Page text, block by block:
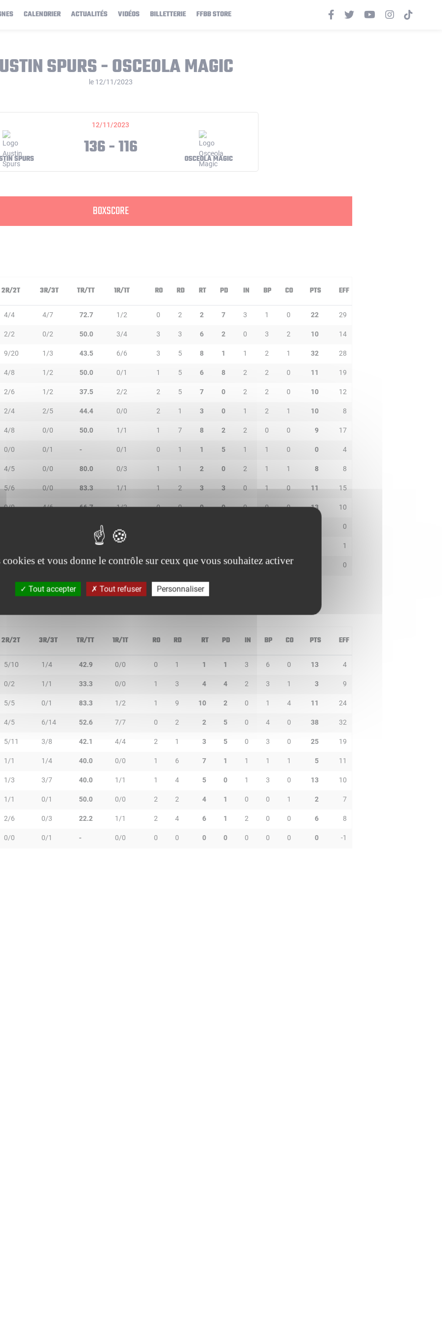
CALENDRIER ACTUALITÉS VIDÉOS BILLETTERIE FFBB STORE
SPURS - OSCEOLA MAGIC
le 12/11/2023
12/11/2023
SPURS 136 - 116 OSCEOLA MAGIC
BOXSCORE
2R/2T 3R/3T TR/TT 1R/1T RO RD RT PD IN BP CO PTS EFF
4/4 4/7 72.7 1/2 0 2 2 7 3 1 0 22 29
2/2 0/2 50.0 3/4 3 3 6 2 0 3 2 10 14
9/20 1/3 43.5 6/6 3 5 8 1 1 2 1 32 28
4/8 1/2 50.0 0/1 1 5 6 8 2 2 0 11 19
2/6 1/2 37.5 2/2 2 5 7 0 2 2 0 10 12
2/4 2/5 44.4 0/0 2 1 3 0 1 2 1 10 8
4/8 0/0 50.0 1/1 1 7 8 2 2 0 0 9 17
0/0 0/1 - 0/1 0 1 1 5 1 1 0 0 4
4/5 0/0 80.0 0/3 1 1 2 0 2 1 1 8 8
5/6 0/0 83.3 1/1 1 2 3 3 0 1 0 11 15
0/0 4/6 66.7 1/2 0 0 0 0 0 0 0 13 10
0
1
0/1 0/0 - 0/0 0 1 1 0 0 0 0 0
2R/2T 3R/3T TR/TT 1R/1T RO RD RT PD IN BP CO PTS EFF
5/10 1/4 42.9 0/0 0 1 1 1 3 6 0 13 4
0/2 1/1 33.3 0/0 1 3 4 4 2 3 1 3 9
5/5 0/1 83.3 1/2 1 9 10 2 0 1 4 11 24
4/5 6/14 52.6 7/7 0 2 2 5 0 4 0 38 32
5/11 3/8 42.1 4/4 2 1 3 5 0 3 0 25 19
1/1 1/4 40.0 0/0 1 6 7 1 1 1 1 5 11
1/3 3/7 40.0 1/1 1 4 5 0 1 3 0 13 10
1/1 0/1 50.0 0/0 2 2 4 1 0 0 1 2 7
2/6 0/3 22.2 1/1 2 4 6 1 2 0 0 6 8
0/0 0/1 - 0/0 0 0 0 0 0 0 0 0 -1
et vous donne le contrôle sur ceux que vous souhaitez activer
Tout accepter Tout refuser Personnaliser